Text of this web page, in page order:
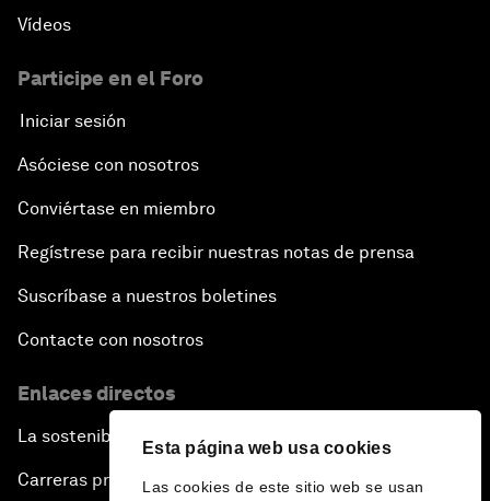
Esta página web usa cookies
Las cookies de este sitio web se usan
Vídeos
Participe en el Foro
Iniciar sesión
Asóciese con nosotros
Conviértase en miembro
Regístrese para recibir nuestras notas de prensa
Suscríbase a nuestros boletines
Contacte con nosotros
Enlaces directos
La sostenibilidad en el Foro
Carreras profesionales